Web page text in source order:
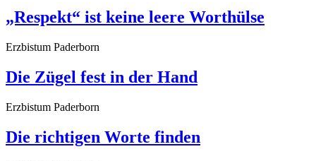
„Respekt“ ist keine leere Worthülse
Erzbistum Paderborn
Die Zügel fest in der Hand
Erzbistum Paderborn
Die richtigen Worte finden